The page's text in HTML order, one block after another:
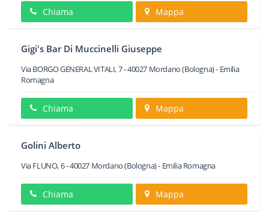
Chiama Mappa
Gigi's Bar Di Muccinelli Giuseppe
Via BORGO GENERAL VITALI, 7-40027 Mordano(Bologna) - Emilia
Romagna
Chiama Mappa
Golini Alberto
Via FLUNO, 6-40027 Mordano(Bologna) - Emilia Romagna
Chiama Mappa